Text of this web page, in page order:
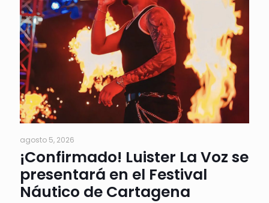
agosto 5, 2026
¡Confirmado! Luister La Voz se
presentará en el Festival
Náutico de Cartagena